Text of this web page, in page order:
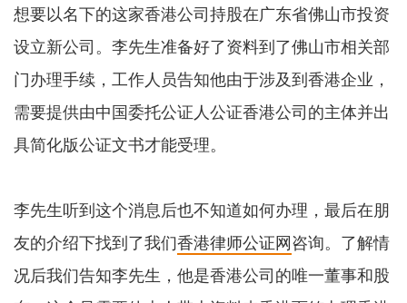
想要以名下的这家香港公司持股在广东省佛山市投资
设立新公司。李先生准备好了资料到了佛山市相关部
门办理手续，工作人员告知他由于涉及到香港企业，
需要提供由中国委托公证人公证香港公司的主体并出
具简化版公证文书才能受理。
李先生听到这个消息后也不知道如何办理，最后在朋
友的介绍下找到了我们香港律师公证网咨询。了解情
况后我们告知李先生，他是香港公司的唯一董事和股